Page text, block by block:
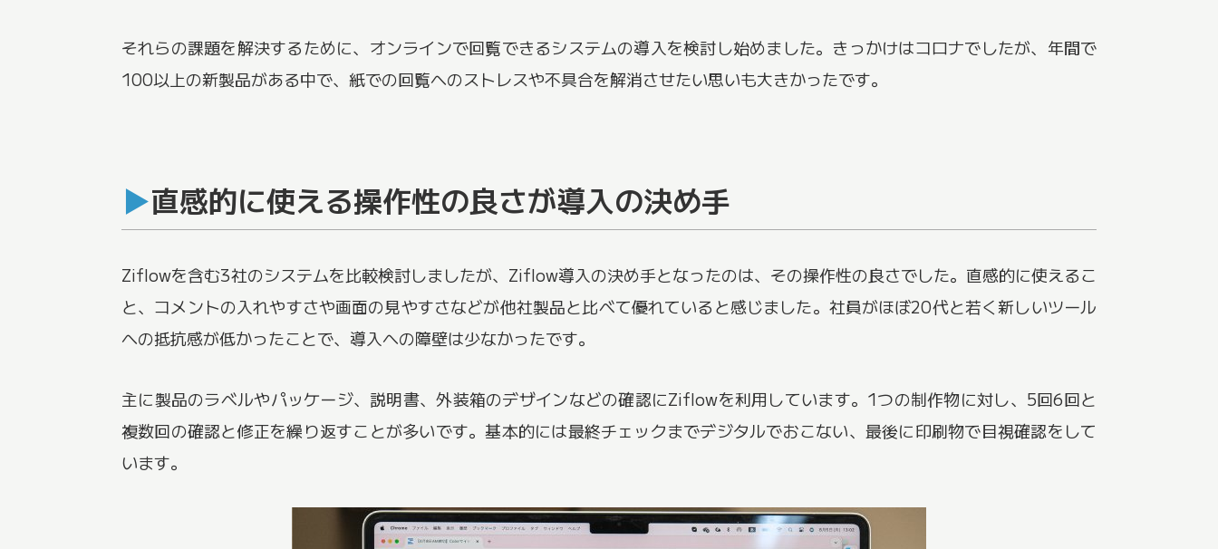
それらの課題を解決するために、オンラインで回覧できるシステムの導入を検討し始めました。きっかけはコロナでしたが、年間で
100以上の新製品がある中で、紙での回覧へのストレスや不具合を解消させたい思いも大きかったです。
直感的に使える操作性の良さが導入の決め手
Ziflowを含む3社のシステムを比較検討しましたが、Ziflow導入の決め手となったのは、その操作性の良さでした。直感的に使えるこ
と、コメントの入れやすさや画面の見やすさなどが他社製品と比べて優れていると感じました。社員がほぼ20代と若く新しいツール
への抵抗感が低かったことで、導入への障壁は少なかったです。
主に製品のラベルやパッケージ、説明書、外装箱のデザインなどの確認にZiflowを利用しています。1つの制作物に対し、5回6回と
複数回の確認と修正を繰り返すことが多いです。基本的には最終チェックまでデジタルでおこない、最後に印刷物で目視確認をして
います。